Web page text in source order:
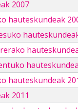
2007
hauteskundeak
hauteskundeak
2011